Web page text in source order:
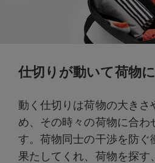
仕切りが動いて荷物
動く仕切りは荷物の大きさ
め、その時々の荷物に合わ
す。荷物同士の干渉を防ぐ
果たしてくれ、荷物を探す